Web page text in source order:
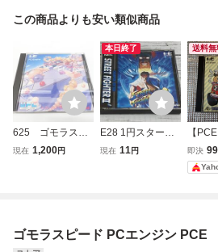
この商品よりも安い類似商品
625 ゴモラスピ
ード ユーピー
現在 1,200円
本日終了
E28 1円スタート
中古品【PCエン
済み
現在 11円
送料無
【
ジン
即決
ゴモラスピード PCエンジン PCE